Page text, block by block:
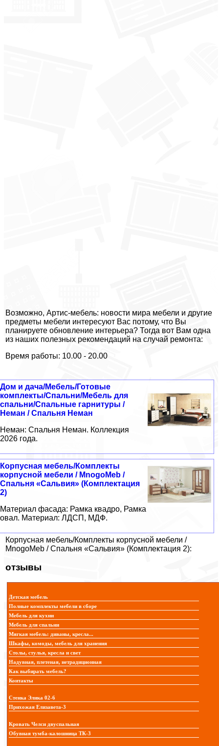
Возможно, Артис-мебель: новости мира мебели и другие
предметы мебели интересуют Вас потому, что Вы
планируете обновление интерьера? Тогда вот Вам одна
из наших полезных рекомендаций на случай ремонта:
Время работы: 10.00 - 20.00
Дом и дача/Мебель/Готовые
комплекты/Спальни/Мебель для
спальни/Спальные гарнитуры /
Неман / Спальня Неман
Неман: Спальня Неман. Коллекция
2026 года.
Корпусная мебель/Комплекты
корпусной мебели / MnogoMeb /
Спальня «Сальвия» (Комплектация
2)
Материал фасада: Рамка квадро, Рамка
овал. Материал: ЛДСП, МДФ.
Корпусная мебель/Комплекты корпусной мебели /
MnogoMeb / Спальня «Сальвия» (Комплектация 2):
отзывы
Детская мебель
Полные комплекты мебели в сборе
Мебель для кухни
Мебель для спальни
Мягкая мебель: диваны, кресла...
Шкафы, комоды, мебель для хранения
Столы, стулья, кресла и свет
Надувная, плетеная, нетрадиционная
Как выбирать мебель?
Контакты
Стенка Элика 02-6
Прихожая Елизавета-3
Кровать Челси двуспальная
Обувная тумба-калошница ТК-3